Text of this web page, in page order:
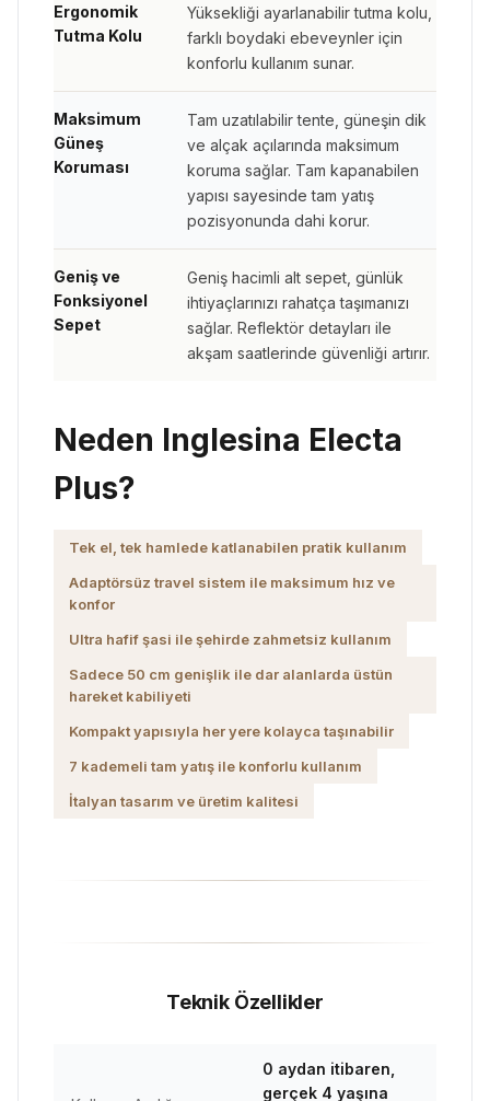
Ergonomik
Tutma Kolu
Yüksekliği ayarlanabilir tutma kolu,
farklı boydaki ebeveynler için
konforlu kullanım sunar.
Maksimum
Güneş
Koruması
Tam uzatılabilir tente, güneşin dik
ve alçak açılarında maksimum
koruma sağlar. Tam kapanabilen
yapısı sayesinde tam yatış
pozisyonunda dahi korur.
Geniş ve
Fonksiyonel
Sepet
Geniş hacimli alt sepet, günlük
ihtiyaçlarınızı rahatça taşımanızı
sağlar. Reflektör detayları ile
akşam saatlerinde güvenliği artırır.
Neden Inglesina Electa
Plus?
Tek el, tek hamlede katlanabilen pratik kullanım
Adaptörsüz travel sistem ile maksimum hız ve
konfor
Ultra hafif şasi ile şehirde zahmetsiz kullanım
Sadece 50 cm genişlik ile dar alanlarda üstün
hareket kabiliyeti
Kompakt yapısıyla her yere kolayca taşınabilir
7 kademeli tam yatış ile konforlu kullanım
İtalyan tasarım ve üretim kalitesi
Teknik Özellikler
0 aydan itibaren,
gerçek 4 yaşına